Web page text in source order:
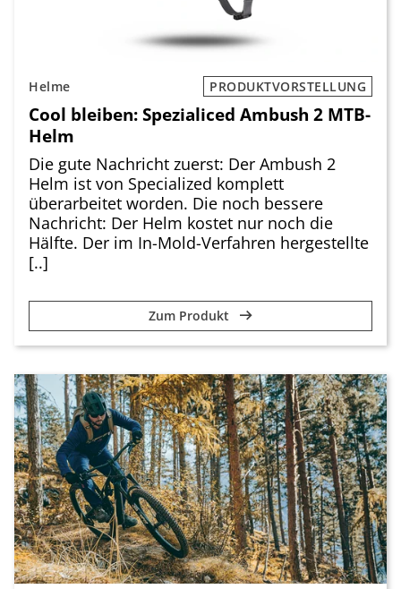
Helme PRODUKTVORSTELLUNG
Cool bleiben: Spezialiced Ambush 2 MTB-
Helm
Die gute Nachricht zuerst: Der Ambush 2
Helm ist von Specialized komplett
überarbeitet worden. Die noch bessere
Nachricht: Der Helm kostet nur noch die
Hälfte. Der im In-Mold-Verfahren hergestellte
[..]
Zum Produkt